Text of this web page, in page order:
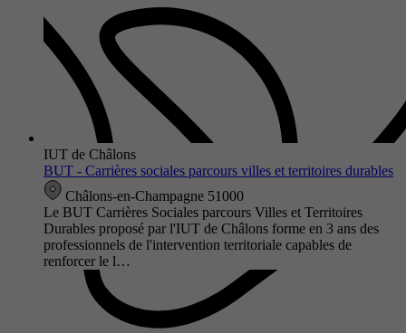
IUT de Châlons
BUT - Carrières sociales parcours villes et territoires durables
Châlons-en-Champagne 51000
Le BUT Carrières Sociales parcours Villes et Territoires
Durables proposé par l'IUT de Châlons forme en 3 ans des
professionnels de l'intervention territoriale capables de
renforcer le l…